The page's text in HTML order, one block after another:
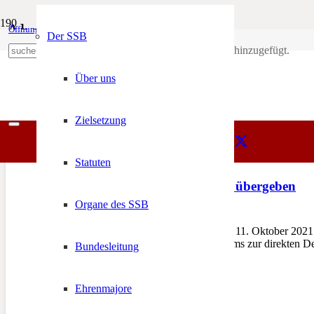
Öffnungszeiten
+39 0471 974 078 wurde deinem Warenkorb hinzugefügt.
Der SSB
Über uns
Zielsetzung
Statuten
Organe des SSB
Bundesleitung
Ehrenmajore
Abschaffung
SSB
16.365 Unterschriften übergeben
BOZEN – Am Montag, den 11. Oktober
Abschaffung des Referendums zur direkten